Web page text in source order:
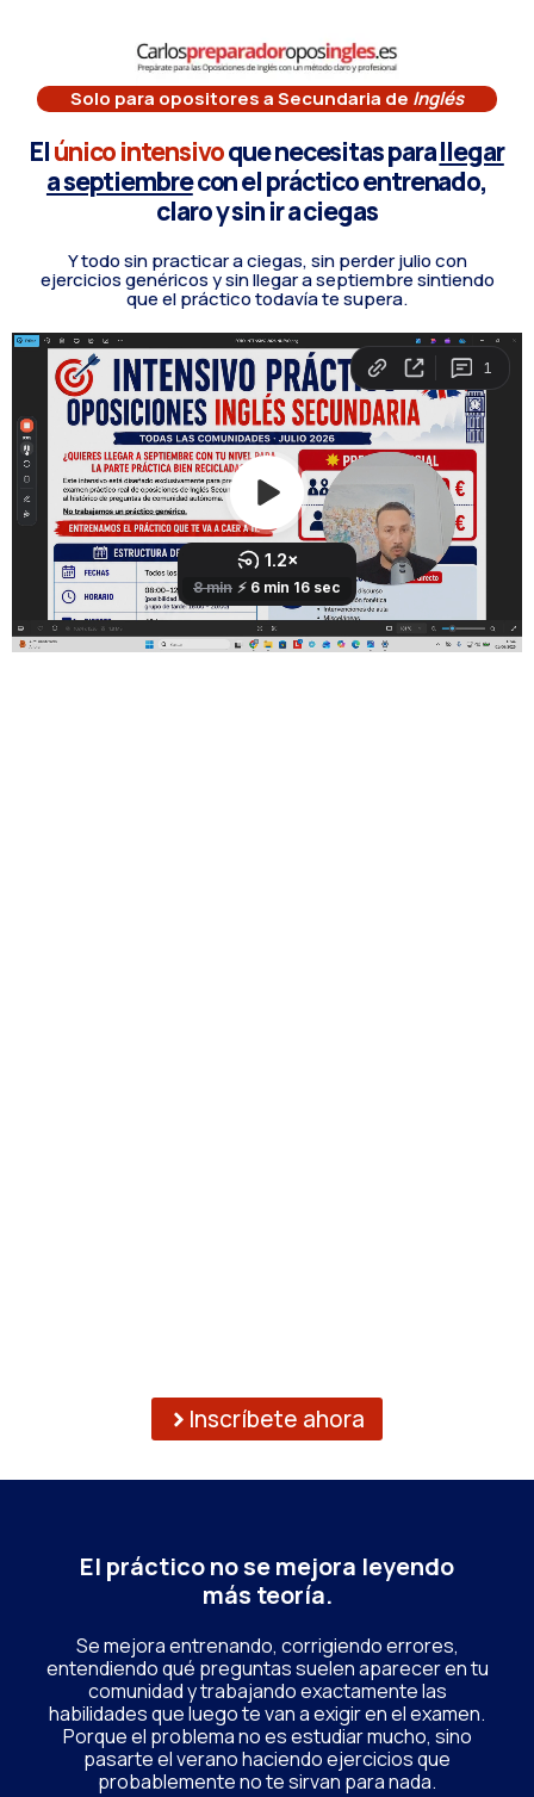
Solo para opositores a Secundaria de Inglés
Elúnico intensivoque necesitas parallegar
a septiembrecon el práctico entrenado,
claro y sin ir a ciegas
Y todo sin practicar a ciegas, sin perder julio con
ejercicios genéricos y sin llegar a septiembre sintiendo
que el práctico todavía te supera.
Inscríbete ahora
El práctico no se mejora leyendo
más teoría.
Se mejora entrenando, corrigiendo errores,
entendiendo qué preguntas suelen aparecer en tu
comunidad y trabajando exactamente las
habilidades que luego te van a exigir en el examen.
Porque el problema no es estudiar mucho, sino
pasarte el verano haciendo ejercicios que
probablemente no te sirvan para nada.